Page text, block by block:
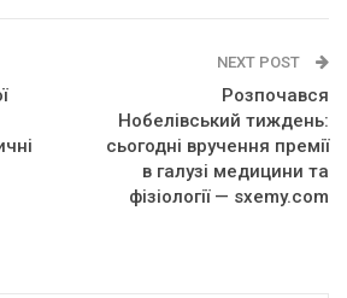
NEXT POST
Розпочався
Нобелівський тиждень:
сьогодні вручення премії
в галузі медицини та
фізіології — sxemy.com